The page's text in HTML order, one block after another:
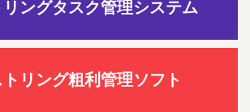
リングタスク管理システム
トリング粗利管理ソフト